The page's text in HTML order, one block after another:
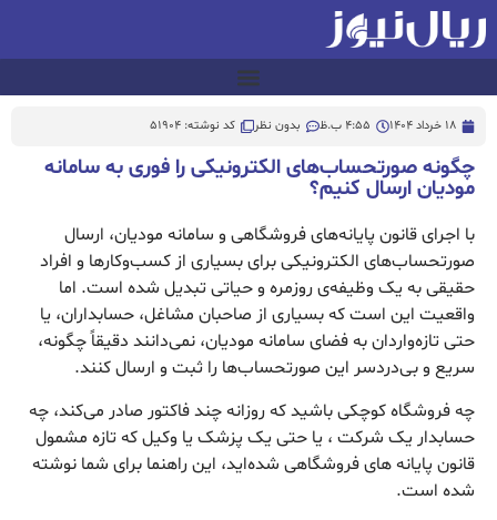
18 خرداد 1404 4:55 ب.ظ بدون نظر کد نوشته: 51904
چگونه صورتحساب‌های الکترونیکی را فوری به سامانه
مودیان ارسال کنیم؟
با اجرای قانون پایانه‌های فروشگاهی و سامانه مودیان، ارسال
صورتحساب‌های الکترونیکی برای بسیاری از کسب‌وکارها و افراد
حقیقی به یک وظیفه‌ی روزمره و حیاتی تبدیل شده است. اما
واقعیت این است که بسیاری از صاحبان مشاغل، حسابداران، یا
حتی تازه‌واردان به فضای سامانه مودیان، نمی‌دانند دقیقاً چگونه،
سریع و بی‌دردسر این صورتحساب‌ها را ثبت و ارسال کنند.
چه فروشگاه کوچکی باشید که روزانه چند فاکتور صادر می‌کند، چه
حسابدار یک شرکت ، یا حتی یک پزشک یا وکیل که تازه مشمول
قانون پایانه های فروشگاهی شده‌اید، این راهنما برای شما نوشته
شده است.